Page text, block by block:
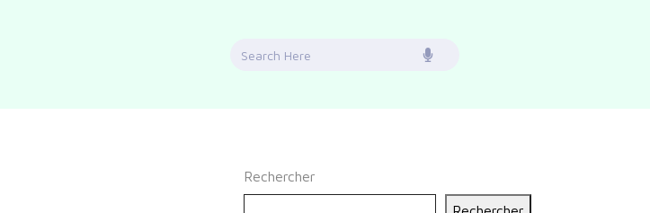
Search
Rechercher